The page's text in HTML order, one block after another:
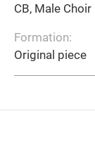
CB, Male Choir
Formation:
Original piece